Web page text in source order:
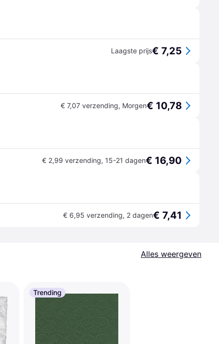
Laagste prijs€ 7,25
€ 7,07 verzending, Morgen€ 10,78
€ 2,99 verzending, 15-21 dagen€ 16,90
€ 6,95 verzending, 2 dagen€ 7,41
Alles weergeven
Trending